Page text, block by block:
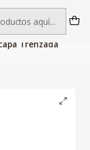
1–5 días hábiles
Trenzada